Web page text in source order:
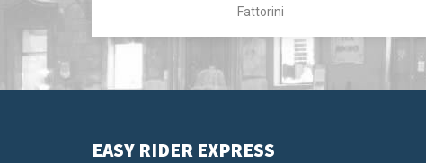
Fattorini
EASY RIDER EXPRESS